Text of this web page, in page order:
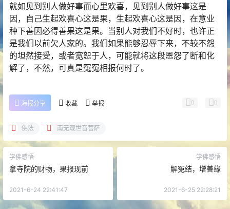
就如见到别人做好事而心里欢喜，见到别人做好事这是
因，自己生起欢喜心这是果，生起欢喜心这是因，在意业
种下善因必得善果这是果。当别人对我们不好时，也许正
是我们以前欠人家的。我们如果能够忍辱下来，不较不怨
的坦然接受，或者宽恕于人，可能就将这段恩怨了断和化
解了，不然，可真是冤冤相报何时了。
海报分享 收藏 举报 0 0
佛法 南无观世音菩萨
学佛感悟
拿寺院的财物，果报现前
2021-6-24 22:41:47
学佛感悟
解冤结，增善缘
2021-6-25 22:28:21